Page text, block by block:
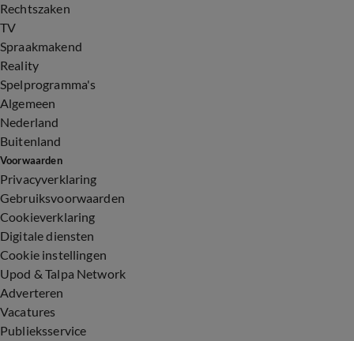
Rechtszaken
TV
Spraakmakend
Reality
Spelprogramma's
Algemeen
Nederland
Buitenland
Voorwaarden
Privacyverklaring
Gebruiksvoorwaarden
Cookieverklaring
Digitale diensten
Cookie instellingen
Upod & Talpa Network
Adverteren
Vacatures
Publieksservice